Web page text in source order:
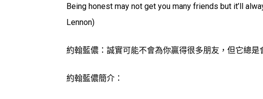
Being honest may not get you many friends but it’ll
Lennon)
約翰藍儂：誠實可能不會為你贏得很多朋友，但它總是
約翰藍儂簡介：